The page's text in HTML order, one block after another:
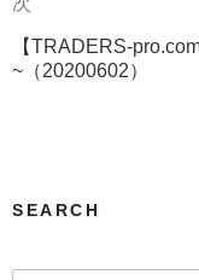
ビ
ゲ
ー
ン
投
稿
【TRADERS-
~（20200602）
SEARCH
検